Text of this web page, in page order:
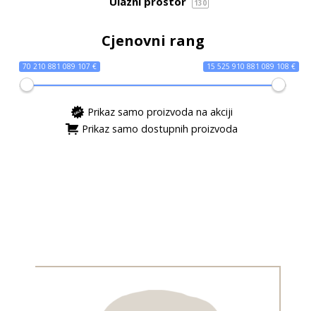
130
Cjenovni rang
70 210 881 089 107 € 15 525 910 881 089 108 €
Prikaz samo proizvoda na akciji
Prikaz samo dostupnih proizvoda